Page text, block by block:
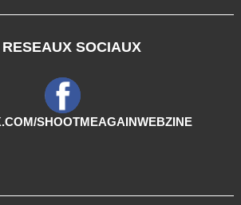
SOCIAUX
SHOOTMEAGAINWEBZINE